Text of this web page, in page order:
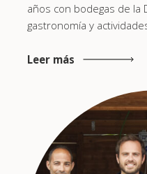
años con bodegas de la
gastronomía y
Leer más